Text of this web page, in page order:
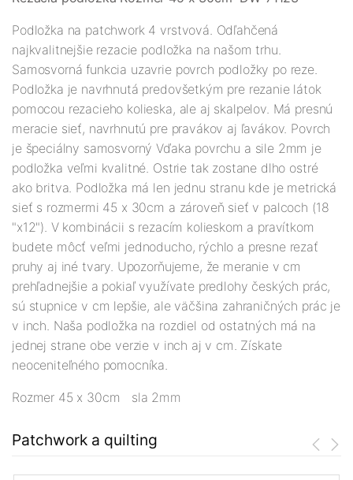
Podložka na patchwork 4 vrstvová. Odľahčená
najkvalitnejšie rezacie podložka na našom trhu.
Samosvorná funkcia uzavrie povrch podložky po reze.
Podložka je navrhnutá predovšetkým pre rezanie látok
pomocou rezacieho kolieska, ale aj skalpelov. Má presnú
meracie sieť, navrhnutú pre pravákov aj ľavákov. Povrch
je špeciálny samosvorný Vďaka povrchu a sile 2mm je
podložka veľmi kvalitné. Ostrie tak zostane dlho ostré
ako britva. Podložka má len jednu stranu kde je metrická
sieť s rozmermi 45 x 30cm a zároveň sieť v palcoch (18
"x12"). V kombinácii s rezacím kolieskom a pravítkom
budete môcť veľmi jednoducho, rýchlo a presne rezať
pruhy aj iné tvary. Upozorňujeme, že meranie v cm
prehľadnejšie a pokiaľ využívate predlohy českých prác,
sú stupnice v cm lepšie, ale väčšina zahraničných prác je
v inch. Naša podložka na rozdiel od ostatných má na
jednej strane obe verzie v inch aj v cm. Získate
neoceniteľného pomocníka.
Rozmer 45 x 30cm sla 2mm
Patchwork a quilting